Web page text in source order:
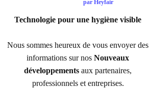
par Heyfair
Technologie pour une hygiène visible
Nous sommes heureux de vous envoyer des
informations sur nosNouveaux
développements aux partenaires,
professionnels et entreprises.